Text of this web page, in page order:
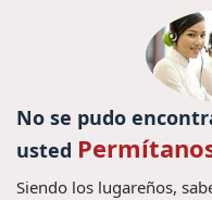
Viajes a Chiang
en familia a Tailandia
Pacote de viagem
Pacote
Camboja (1) ,
Descubrir Laos (8) ,
(129) ,Vietnam
No se pudo
usted
Siendo los lugareños,